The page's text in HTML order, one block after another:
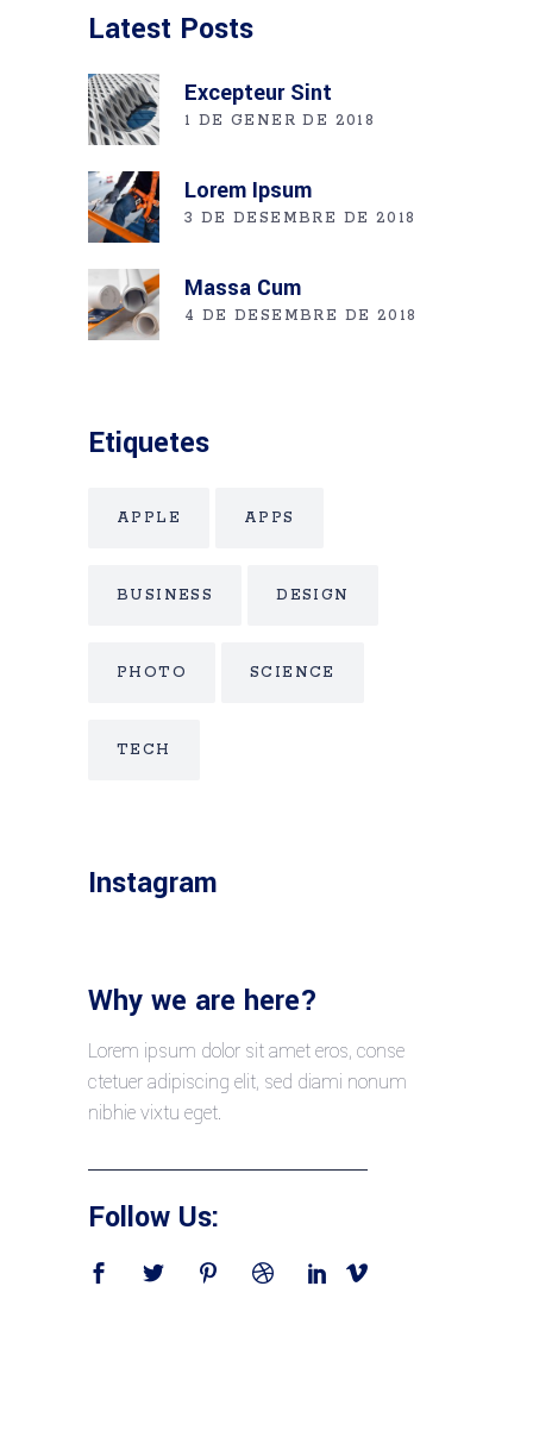
Latest Posts
Excepteur Sint
1 DE GENER DE 2018
Lorem Ipsum
3 DE DESEMBRE DE 2018
Massa Cum
4 DE DESEMBRE DE 2018
Etiquetes
APPLE APPS
BUSINESS DESIGN
PHOTO SCIENCE
TECH
Instagram
Why we are here?
Lorem ipsum dolor sit amet eros, conse
ctetuer adipiscing elit, sed diami nonum
nibhie vixtu eget.
Follow Us: